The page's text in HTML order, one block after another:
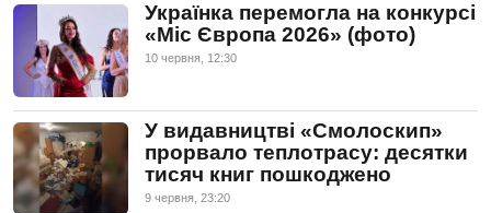
Українка перемогла на конкурсі
«Міс Європа 2026» (фото)
10 червня, 12:30
У видавництві «Смолоскип»
прорвало теплотрасу: десятки
тисяч книг пошкоджено
9 червня, 23:20